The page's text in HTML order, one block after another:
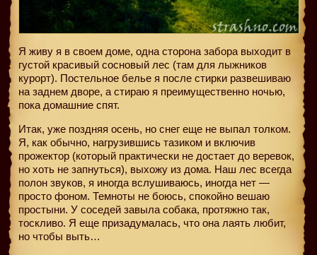
Я живу я в своем доме, одна сторона забора выходит в
густой красивый сосновый лес (там для лыжников
курорт). Постельное белье я после стирки развешиваю
на заднем дворе, а стираю я преимущественно ночью,
пока домашние спят.
Итак, уже поздняя осень, но снег еще не выпал толком.
Я, как обычно, нагрузившись тазиком и включив
прожектор (который практически не достает до веревок,
но хоть не запнуться), выхожу из дома. Наш лес всегда
полон звуков, я иногда вслушиваюсь, иногда нет —
просто фоном. Темноты не боюсь, спокойно вешаю
простыни. У соседей завыла собака, протяжно так,
тоскливо. Я еще призадумалась, что она лаять любит,
но чтобы выть…